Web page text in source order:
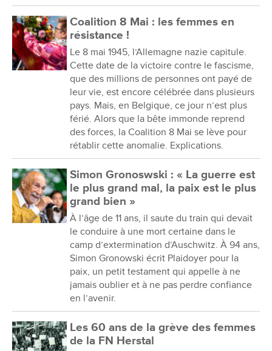
Coalition 8 Mai : les femmes en
résistance !
Le 8 mai 1945, l’Allemagne nazie capitule.
Cette date de la victoire contre le fascisme,
que des millions de personnes ont payé de
leur vie, est encore célébrée dans plusieurs
pays. Mais, en Belgique, ce jour n’est plus
férié. Alors que la bête immonde reprend
des forces, la Coalition 8 Mai se lève pour
rétablir cette anomalie. Explications.
Simon Gronoswski : « La guerre est
le plus grand mal, la paix est le plus
grand bien »
À l’âge de 11 ans, il saute du train qui devait
le conduire à une mort certaine dans le
camp d’extermination d’Auschwitz. À 94 ans,
Simon Gronowski écrit Plaidoyer pour la
paix, un petit testament qui appelle à ne
jamais oublier et à ne pas perdre confiance
en l’avenir.
Les 60 ans de la grève des femmes
de la FN Herstal